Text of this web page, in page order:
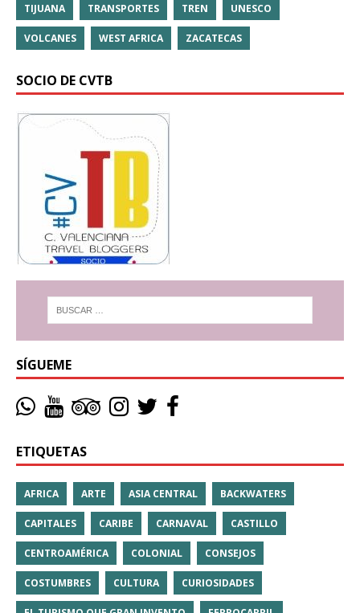
TIJUANA TRANSPORTES TREN UNESCO
VOLCANES WEST AFRICA ZACATECAS
SOCIO DE CVTB
SÍGUEME
ETIQUETAS
AFRICA ARTE ASIA CENTRAL BACKWATERS
CAPITALES CARIBE CARNAVAL CASTILLO
CENTROAMÉRICA COLONIAL CONSEJOS
COSTUMBRES CULTURA CURIOSIDADES